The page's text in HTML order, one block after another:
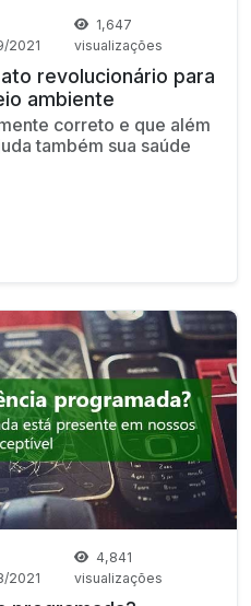
2021
1,647
visualizações
revolucionário para
ambiente
correto e que além
também sua saúde
2021
4,841
visualizações